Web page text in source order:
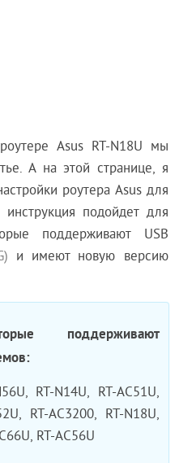
Asus RT-N18U мы
А на этой странице, я
роутера Asus для
подойдет для
поддерживают USB
и имеют новую версию
поддерживают
RT-N14U, RT-AC51U,
RT-AC3200, RT-N18U,
RT-AC56U